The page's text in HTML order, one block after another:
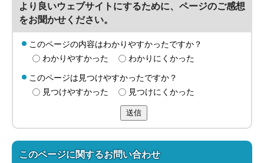
より良いウェブサイトにするために、ページのご感想
をお聞かせください。
このページの内容はわかりやすかったですか？
わかりやすかった
わかりにくかった
このページは見つけやすかったですか？
見つけやすかった
見つけにくかった
送信
このページに関するお問い合わせ